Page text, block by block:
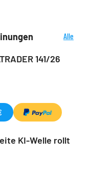
Alle
141/26
KI-Welle rollt